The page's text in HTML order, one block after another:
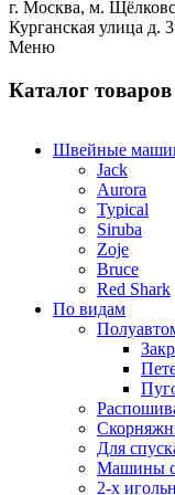
г. Москва, м.
Курганская улица д. 3
Меню
Каталог товаров
Швейные
Jack
Aurora
Typical
Siruba
Zoje
Bruce
Red Shark
По видам
Для
Машины
2-х